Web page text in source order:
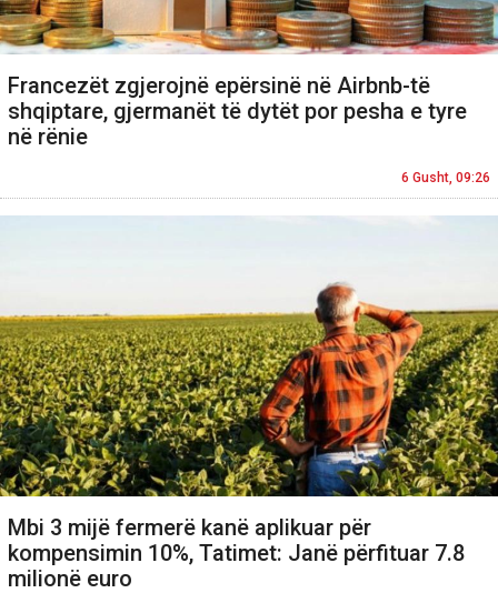
Francezët zgjerojnë epërsinë në Airbnb-të
shqiptare, gjermanët të dytët por pesha e tyre
në rënie
6 Gusht, 09:26
Mbi 3 mijë fermerë kanë aplikuar për
kompensimin 10%, Tatimet: Janë përfituar 7.8
milionë euro